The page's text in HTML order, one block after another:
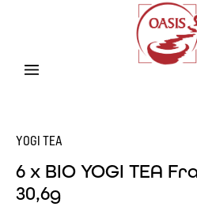
YOGI TEA
6 x BIO YOGI TEA
30,6g